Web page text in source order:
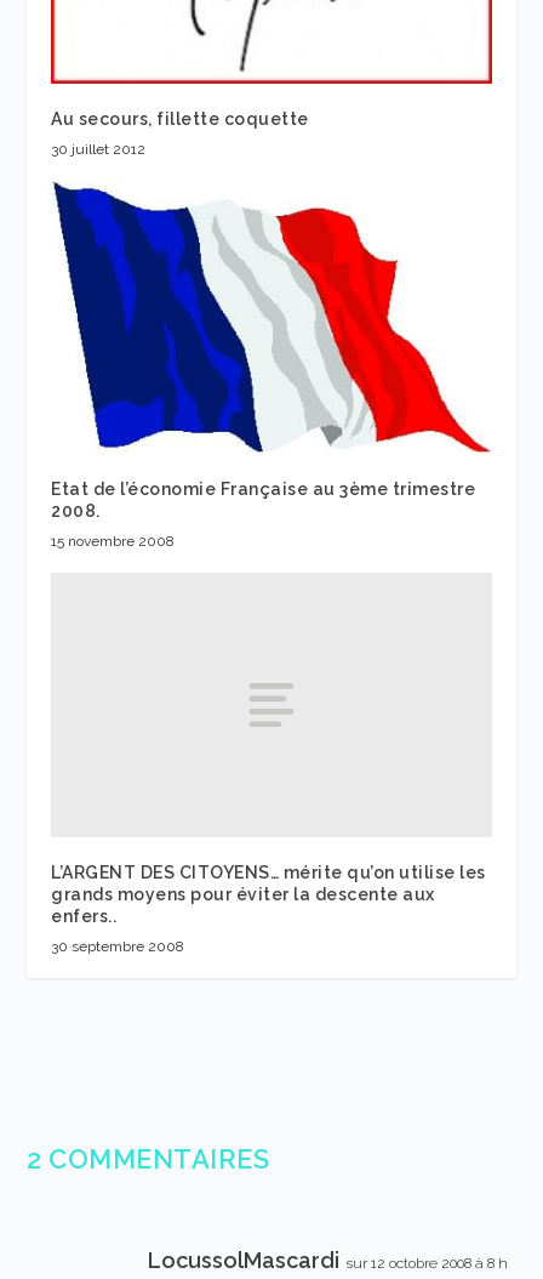
Au secours, fillette coquette
30 juillet 2012
Etat de l’économie Française au 3ème trimestre
2008.
15 novembre 2008
L’ARGENT DES CITOYENS… mérite qu’on utilise les
grands moyens pour éviter la descente aux
enfers..
30 septembre 2008
2 COMMENTAIRES
LocussolMascardi sur 12 octobre 2008 à 8 h